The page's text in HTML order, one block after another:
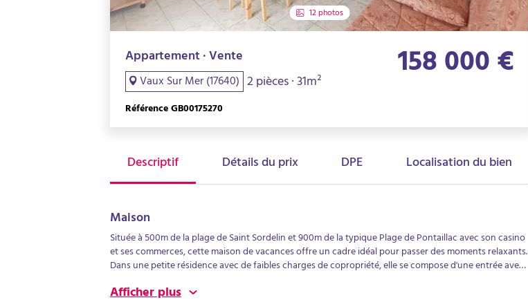
12 photos
Appartement · Vente
Vaux Sur Mer (17640) 2 pièces · 31m² 158 000 €
Référence GB00175270
Descriptif Détails du prix DPE Localisation du bien
Maison
Située à 500m de la plage de Saint Sordelin et 900m de la typique Plage de Pontaillac avec son casino
et ses commerces, cette maison de vacances offre un cadre idéal pour passer des moments relaxants.
Dans une petite résidence avec de faibles charges de copropriété, elle se compose d'une entrée avec
d'eau avec WC et à l'étage d'une chambre de bonne dimension. Place de parking privative devant la
Afficher plus